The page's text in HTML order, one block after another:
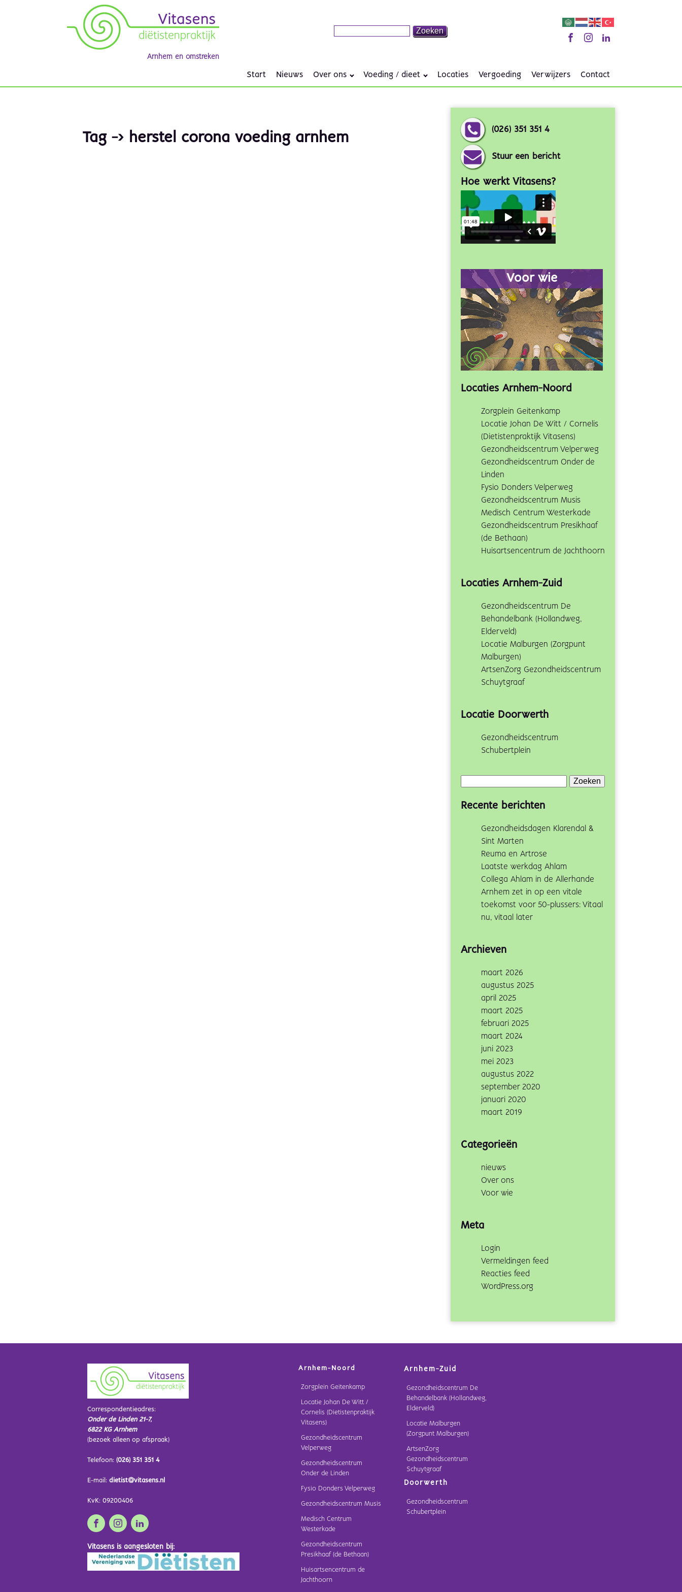
Arnhem en omstreken
Start Nieuws Over ons Voeding / dieet Locaties Vergoeding Verwijzers Contact
Tag -> herstel corona voeding arnhem
(026) 351 351 4
Stuur een bericht
Hoe werkt Vitasens?
Voor wie
Locaties Arnhem-Noord
Zorgplein Geitenkamp
Locatie Johan De Witt / Cornelis
(Dietistenpraktijk Vitasens)
Gezondheidscentrum Velperweg
Gezondheidscentrum Onder de
Linden
Fysio Donders Velperweg
Gezondheidscentrum Musis
Medisch Centrum Westerkade
Gezondheidscentrum Presikhaaf
(de Bethaan)
Huisartsencentrum de Jachthoorn
Locaties Arnhem-Zuid
Gezondheidscentrum De
Behandelbank (Hollandweg,
Elderveld)
Locatie Malburgen (Zorgpunt
Malburgen)
ArtsenZorg Gezondheidscentrum
Schuytgraaf
Locatie Doorwerth
Gezondheidscentrum
Schubertplein
Recente berichten
Gezondheidsdagen Klarendal &
Sint Marten
Reuma en Artrose
Laatste werkdag Ahlam
Collega Ahlam in de Allerhande
Arnhem zet in op een vitale
toekomst voor 50-plussers: Vitaal
nu, vitaal later
Archieven
maart 2026
augustus 2025
april 2025
maart 2025
februari 2025
maart 2024
juni 2023
mei 2023
augustus 2022
september 2020
januari 2020
maart 2019
Categorieën
nieuws
Over ons
Voor wie
Meta
Login
Vermeldingen feed
Reacties feed
WordPress.org
Correspondentieadres:
Onder de Linden 21-7,
6822 KG Arnhem
(bezoek alleen op afspraak)
Telefoon: (026) 351 351 4
E-mail: dietist@vitasens.nl
KvK: 09200406
Vitasens is aangesloten bij:
Arnhem-Noord
Zorgplein Geitenkamp
Locatie Johan De Witt /
Cornelis (Dietistenpraktijk
Vitasens)
Gezondheidscentrum
Velperweg
Gezondheidscentrum
Onder de Linden
Fysio Donders Velperweg
Gezondheidscentrum Musis
Medisch Centrum
Westerkade
Gezondheidscentrum
Presikhaaf (de Bethaan)
Huisartsencentrum de
Jachthoorn
Arnhem-Zuid
Gezondheidscentrum De
Behandelbank (Hollandweg,
Elderveld)
Locatie Malburgen
(Zorgpunt Malburgen)
ArtsenZorg
Gezondheidscentrum
Schuytgraaf
Doorwerth
Gezondheidscentrum
Schubertplein